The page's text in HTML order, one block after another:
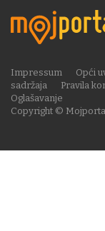
Copyright ©
Impressum Opći
sadržaja
Pravila
Oglašavanje